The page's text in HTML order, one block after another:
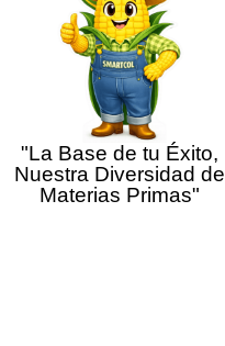
"La Base de tu Éxito,
Nuestra Diversidad de
Materias Primas"